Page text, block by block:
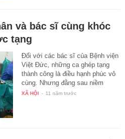
và bác sĩ cùng khóc
tạng
Đối với các bác sĩ của Bệnh viện
Việt Đức, những ca ghép tạng
thành công là điều hạnh phúc vô
cùng. Nhưng đằng sau niềm
hạnh…
XÃ HỘI - 11 năm trước